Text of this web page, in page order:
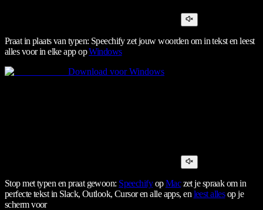
Praat in plaats van typen: Speechify zet jouw woorden om in tekst en leest
alles voor in elke app opWindows
Download voor Windows
Stop met typen en praat gewoon: SpeechifyopMaczet je spraak om in
perfecte tekst in Slack, Outlook, Cursor en alle apps, en leest allesop je
scherm voor